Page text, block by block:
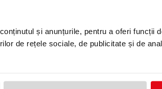
și anunțurile, pentru a oferi funcții
de rețele sociale, de publicitate și de